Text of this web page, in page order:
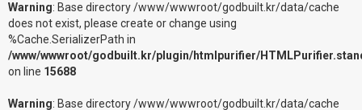
Warning: Base directory /www/wwwroot/godbuilt.kr/data/cache
does not exist, please create or change using
%Cache.SerializerPath in
/www/wwwroot/godbuilt.kr/plugin/htmlpurifier/
on line 15688
Warning: Base directory /www/wwwroot/godbuilt.kr/data/cache